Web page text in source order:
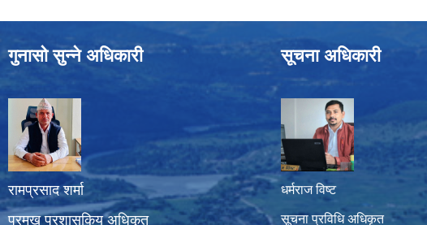
गुनासो सुन्ने अधिकारी
रामप्रसाद शर्मा
प्रमुख प्रशासकिय अधिकृत
सूचना अधिकारी
धर्मराज विष्ट
सूचना प्रविधि अधिकृत